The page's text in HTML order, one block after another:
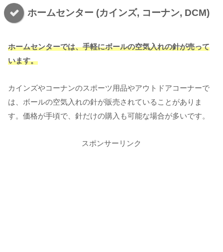
ホームセンター (カインズ, コーナン, DCM)
ホームセンターでは、手軽にボールの空気入れの針が売って
います。
カインズやコーナンのスポーツ用品やアウトドアコーナーで
は、ボールの空気入れの針が販売されていることがありま
す。価格が手頃で、針だけの購入も可能な場合が多いです。
スポンサーリンク